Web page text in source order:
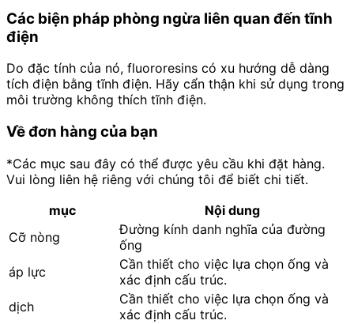
Các biện pháp phòng ngừa liên quan đến tĩnh
điện
Do đặc tính của nó, fluororesins có xu hướng dễ dàng
tích điện bằng tĩnh điện. Hãy cẩn thận khi sử dụng trong
môi trường không thích tĩnh điện.
Về đơn hàng của bạn
*Các mục sau đây có thể được yêu cầu khi đặt hàng.
Vui lòng liên hệ riêng với chúng tôi để biết chi tiết.
mục
Nội dung
Cỡ nòng
Đường kính danh nghĩa của đường
ống
áp lực
Cần thiết cho việc lựa chọn ống và
xác định cấu trúc.
dịch
Cần thiết cho việc lựa chọn ống và
xác định cấu trúc.